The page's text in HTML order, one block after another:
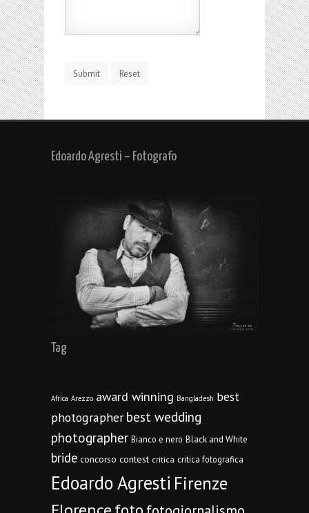
Edoardo Agresti – Fotografo
Tag
Africa Arezzo award winning Bangladesh best
photographer best wedding
photographer Bianco e nero Black and White
bride concorso contest critica critica fotografica
Edoardo Agresti Firenze